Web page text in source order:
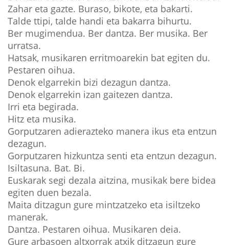
Zahar eta gazte. Buraso, bikote, eta bakarti.
Talde ttipi, talde handi eta bakarra bihurtu.
Ber mugimendua. Ber dantza. Ber musika. Ber
urratsa.
Hatsak, musikaren erritmoarekin bat egiten du.
Pestaren oihua.
Denok elgarrekin bizi dezagun dantza.
Denok elgarrekin izan gaitezen dantza.
Irri eta begirada.
Hitz eta musika.
Gorputzaren adierazteko manera ikus eta entzun
dezagun.
Gorputzaren hizkuntza senti eta entzun dezagun.
Isiltasuna. Bat. Bi.
Euskarak segi dezala aitzina, musikak bere bidea
egiten duen bezala.
Maita ditzagun gure mintzatzeko eta isiltzeko
manerak.
Dantza. Pestaren oihua. Musikaren deia.
Gure arbasoen altxorrak atxik ditzagun gure